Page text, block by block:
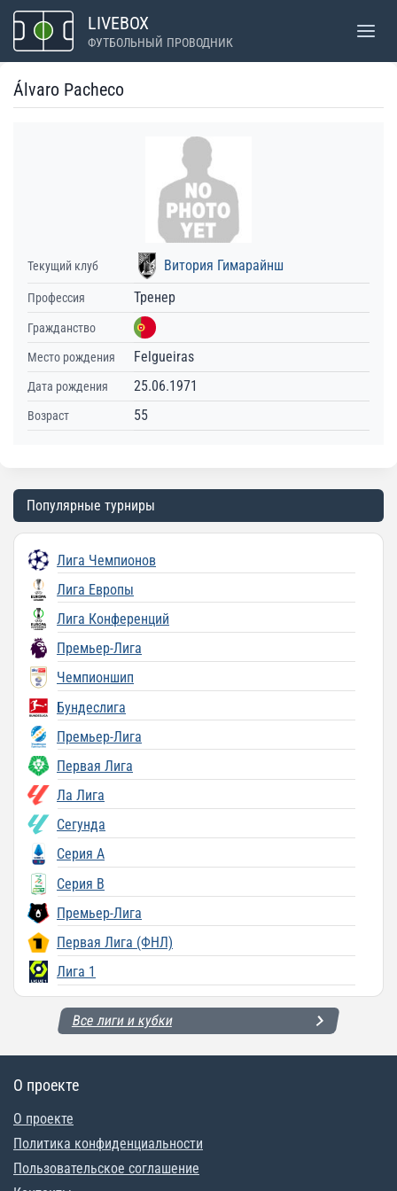
Перейти
содержимому
LIVEBOX
ФУТБОЛЬНЫЙ ПРОВОДНИК
Álvaro Pacheco
Текущий клуб Витория Гимарайнш
Профессия Тренер
Гражданство
Место рождения Felgueiras
Дата рождения 25.06.1971
Возраст 55
Популярные турниры
Лига Чемпионов
Лига Европы
Лига Конференций
Премьер-Лига
Чемпионшип
Бундеслига
Премьер-Лига
Первая Лига
Ла Лига
Сегунда
Серия A
Серия B
Премьер-Лига
Первая Лига (ФНЛ)
Лига 1
Все лиги и кубки
О проекте
О проекте
Политика конфиденциальности
Пользовательское соглашение